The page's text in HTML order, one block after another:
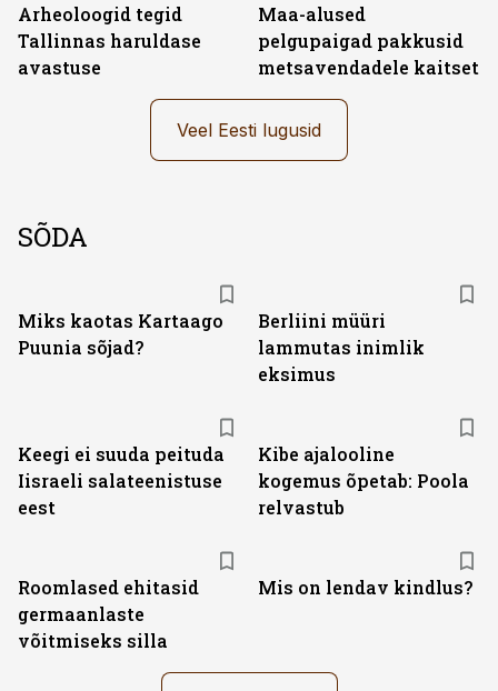
Arheoloogid tegid
Tallinnas haruldase
avastuse
Maa-alused
pelgupaigad pakkusid
metsavendadele kaitset
Veel Eesti lugusid
SÕDA
Miks kaotas Kartaago
Puunia sõjad?
Berliini müüri
lammutas inimlik
eksimus
Keegi ei suuda peituda
Iisraeli salateenistuse
eest
Kibe ajalooline
kogemus õpetab: Poola
relvastub
Roomlased ehitasid
germaanlaste
võitmiseks silla
Mis on lendav kindlus?